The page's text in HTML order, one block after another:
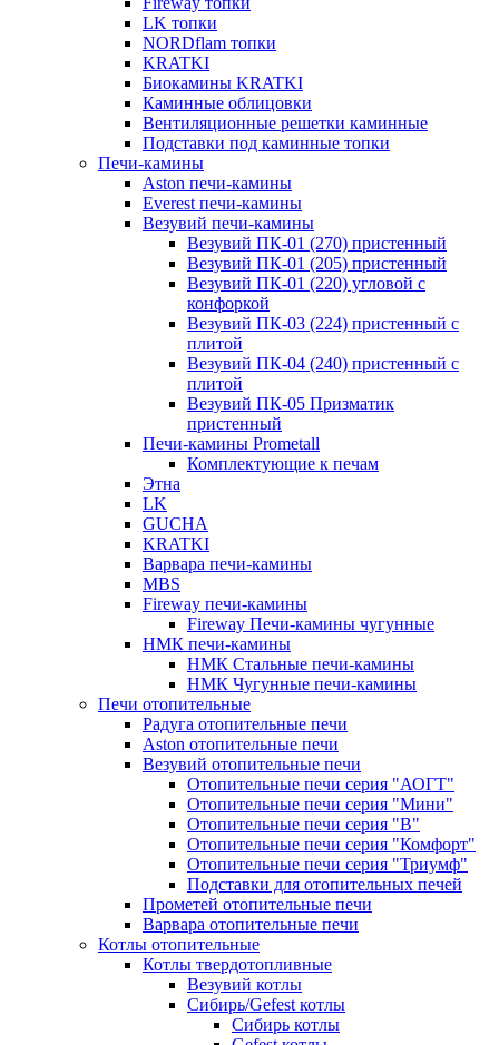
LK топки
NORDflam топки
KRATKI
Биокамины KRATKI
Каминные облицовки
Вентиляционные решетки каминные
Подставки под каминные топки
Печи-камины
Aston печи-камины
Everest печи-камины
Везувий печи-камины
Везувий ПК-01 (270) пристенный
Везувий ПК-01 (205) пристенный
Везувий ПК-01 (220) угловой с
конфоркой
Везувий ПК-03 (224) пристенный с
плитой
Везувий ПК-04 (240) пристенный с
плитой
Везувий ПК-05 Призматик
пристенный
Печи-камины Prometall
Комплектующие к печам
Этна
LK
GUCHA
KRATKI
Варвара печи-камины
MBS
Fireway печи-камины
Fireway Печи-камины чугунные
НМК печи-камины
НМК Стальные печи-камины
НМК Чугунные печи-камины
Печи отопительные
Радуга отопительные печи
Aston отопительные печи
Везувий отопительные печи
Отопительные печи серия "АОГТ"
Отопительные печи серия "Мини"
Отопительные печи серия "В"
Отопительные печи серия "Комфорт"
Отопительные печи серия "Триумф"
Подставки для отопительных печей
Прометей отопительные печи
Варвара отопительные печи
Котлы отопительные
Котлы твердотопливные
Везувий котлы
Сибирь/Gefest котлы
Сибирь котлы